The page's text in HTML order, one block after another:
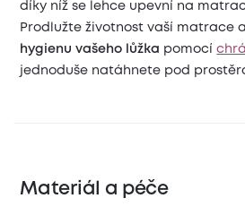
díky níž se lehce upevní na
Prodlužte životnost vaší matrace a
hygienu vašeho lůžka
pomocí
jednoduše natáhnete pod
Materiál a péče